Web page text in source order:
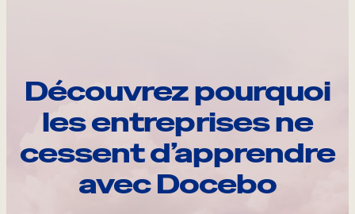
Découvrez pourquoi
les entreprises ne
cessent d’apprendre
avec Docebo